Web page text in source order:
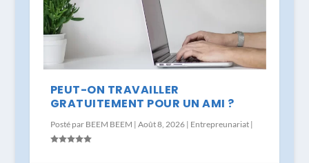
PEUT-ON TRAVAILLER
GRATUITEMENT POUR UN AMI ?
Posté par BEEM BEEM | Août 8, 2026| Entrepreunariat|